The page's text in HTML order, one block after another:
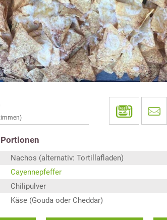
Portionen
Nachos (alternativ: Tortillafladen)
Cayennepfeffer
Chilipulver
Käse (Gouda oder Cheddar)